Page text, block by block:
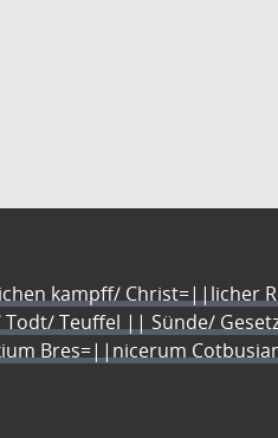
kampff/ Christ=||licher
Teuffel || Sünde/
Bres=||nicerum